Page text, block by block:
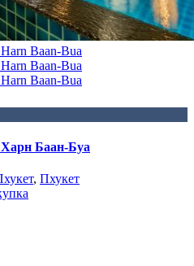
Баан-Буа
, Пхукет